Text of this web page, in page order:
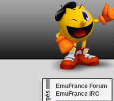
EmuFrance Forum
EmuFrance IRC